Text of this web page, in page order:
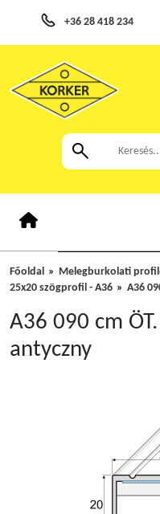
+36 28 418 234
Főoldal Melegburkolati
25x20 szögprofil - A36
A36
A36 090 cm
antyczny